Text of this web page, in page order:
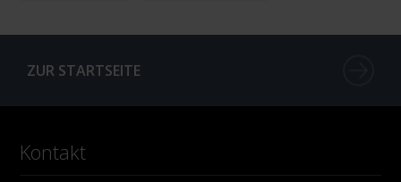
ZUR STARTSEITE
Kontakt